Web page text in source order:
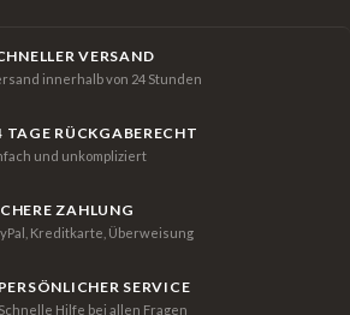
VERSAND
innerhalb von 24 Stunden
TAGE RÜCKGABERECHT
und unkompliziert
ZAHLUNG
Kreditkarte, Überweisung
PERSÖNLICHER SERVICE
Schnelle Hilfe bei allen Fragen